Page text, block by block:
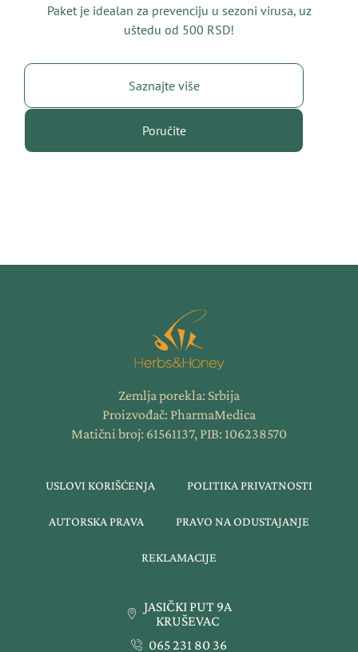
Paket je idealan za prevenciju u sezoni virusa, uz
uštedu od 500 RSD!
Saznajte više
Poručite
Zemlja porekla: Srbija
Proizvođač: PharmaMedica
Matični broj: 61561137, PIB: 106238570
USLOVI KORIŠĆENJA POLITIKA PRIVATNOSTI
AUTORSKA PRAVA PRAVO NA ODUSTAJANJE
REKLAMACIJE
JASIČKI PUT 9A
KRUŠEVAC
065 231 80 36